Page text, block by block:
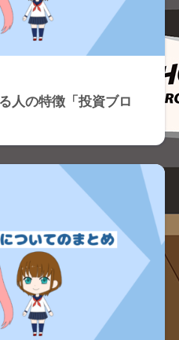
人の特徴「投資ブロ